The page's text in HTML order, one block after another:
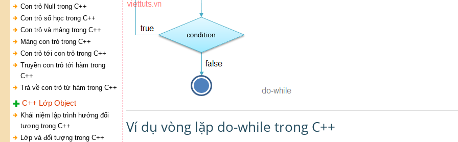
Con trỏ Null trong C++
Con trỏ số học trong C++
Con trỏ và mảng trong C++
Mảng con trỏ trong C++
Con trỏ tới con trỏ trong C++
Truyền con trỏ tới hàm trong
C++
Trả về con trỏ từ hàm trong C++
C++ Lớp Object
Khái niệm lập trình hướng đối
tượng trong C++
Lớp và đối tượng trong C++
Ví dụ vòng lặp do-while trong C++